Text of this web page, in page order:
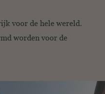
voor de hele wereld.
worden voor de